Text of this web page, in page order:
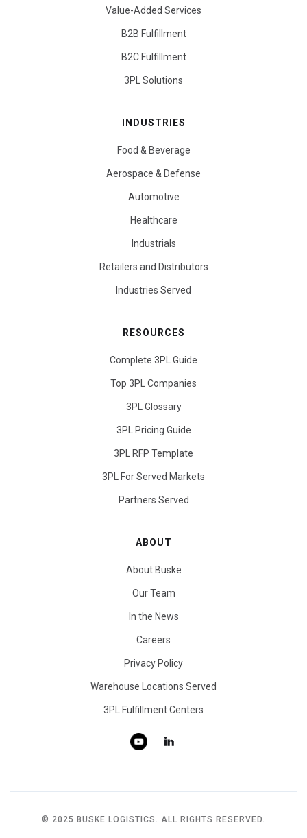
Value-Added Services
B2B Fulfillment
B2C Fulfillment
3PL Solutions
INDUSTRIES
Food & Beverage
Aerospace & Defense
Automotive
Healthcare
Industrials
Retailers and Distributors
Industries Served
RESOURCES
Complete 3PL Guide
Top 3PL Companies
3PL Glossary
3PL Pricing Guide
3PL RFP Template
3PL For Served Markets
Partners Served
ABOUT
About Buske
Our Team
In the News
Careers
Privacy Policy
Warehouse Locations Served
3PL Fulfillment Centers
© 2025 BUSKE LOGISTICS. ALL RIGHTS RESERVED.